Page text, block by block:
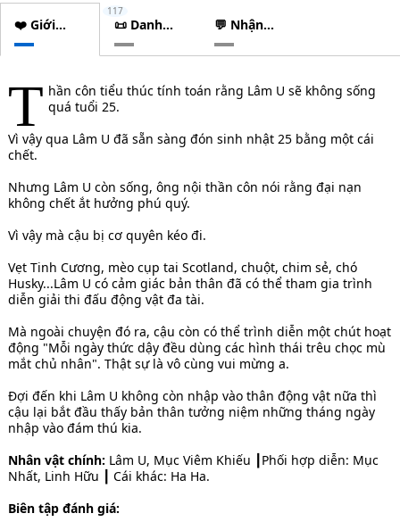
❤️ Giới
thiệu
📜 Danh
sách
chương
117
💬 Nhận
xét
T hần côn tiểu thúc tính toán rằng Lâm U sẽ không sống
quá tuổi 25.
Vì vậy qua Lâm U đã sẵn sàng đón sinh nhật 25 bằng một cái
chết.
Nhưng Lâm U còn sống, ông nội thần côn nói rằng đại nạn
không chết ắt hưởng phú quý.
Vì vậy mà cậu bị cơ quyên kéo đi.
Vẹt Tinh Cương, mèo cụp tai Scotland, chuột, chim sẻ, chó
Husky...Lâm U có cảm giác bản thân đã có thể tham gia trình
diễn giải thi đấu động vật đa tài.
Mà ngoài chuyện đó ra, cậu còn có thể trình diễn một chút hoạt
động "Mỗi ngày thức dậy đều dùng các hình thái trêu chọc mù
mắt chủ nhân". Thật sự là vô cùng vui mừng a.
Đợi đến khi Lâm U không còn nhập vào thân động vật nữa thì
cậu lại bắt đầu thấy bản thân tưởng niệm những tháng ngày
nhập vào đám thú kia.
Nhân vật chính: Lâm U, Mục Viêm Khiếu ┃Phối hợp diễn: Mục
Nhất, Linh Hữu ┃ Cái khác: Ha Ha.
Biên tập đánh giá: